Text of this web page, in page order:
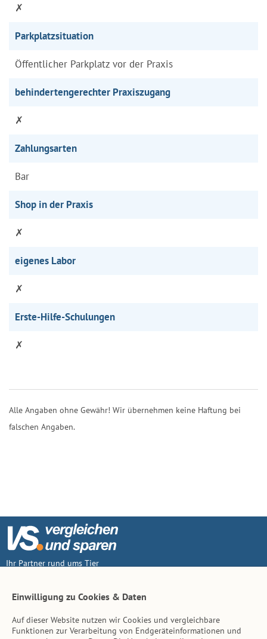
✗
Parkplatzsituation
Öffentlicher Parkplatz vor der Praxis
behindertengerechter Praxiszugang
✗
Zahlungsarten
Bar
Shop in der Praxis
✗
eigenes Labor
✗
Erste-Hilfe-Schulungen
✗
Alle Angaben ohne Gewähr! Wir übernehmen keine Haftung bei
falschen Angaben.
Ihr Partner rund ums Tier
Inhalt
Einwilligung zu Cookies & Daten
Auf dieser Website nutzen wir Cookies und vergleichbare
Funktionen zur Verarbeitung von Endgeräteinformationen und